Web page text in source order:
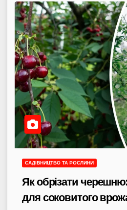
САДІВНИЦТВО ТА РОСЛИНИ
Як обрізати
для соковитого